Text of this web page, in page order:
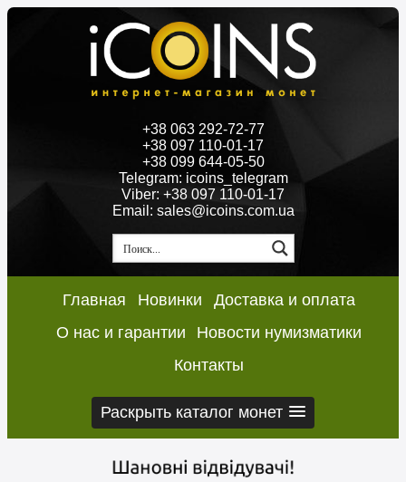
+38 063 292-72-77
+38 097 110-01-17
+38 099 644-05-50
Telegram: icoins_telegram
Viber: +38 097 110-01-17
Email: sales@icoins.com.ua
Главная Новинки
Доставка и оплата
О нас и гарантии
Новости нумизматики
Контакты
Раскрыть каталог монет